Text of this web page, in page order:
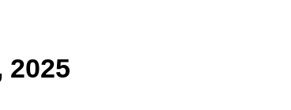
2025